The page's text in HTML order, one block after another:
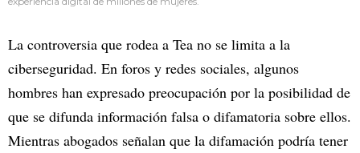
La controversia que rodea a Tea no se limita a la
ciberseguridad. En foros y redes sociales, algunos
hombres han expresado preocupación por la posibilidad de
que se difunda información falsa o difamatoria sobre ellos.
Mientras abogados señalan que la difamación podría tener